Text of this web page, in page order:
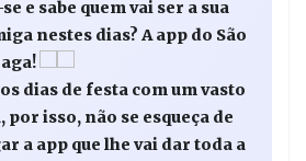
e sabe quem vai ser a sua
nestes dias? A app do São
dias de festa com um vasto
isso, não se esqueça de
a app que lhe vai dar toda a